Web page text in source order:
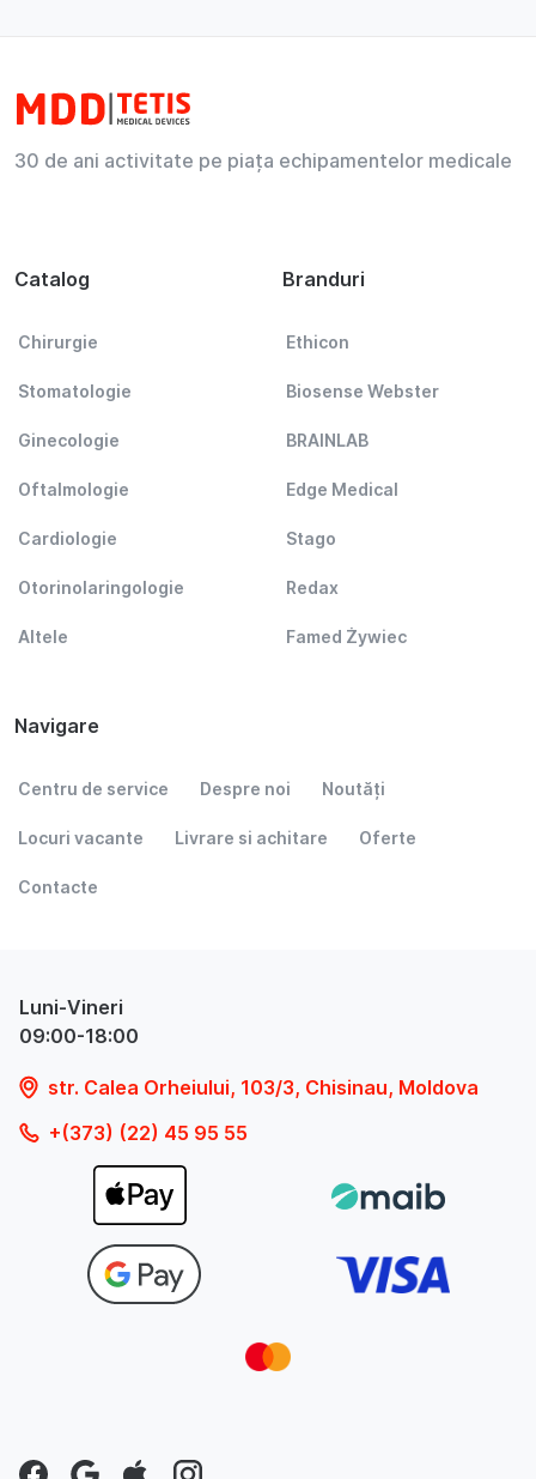
30 de ani activitate pe piața echipamentelor medicale
Catalog
Chirurgie
Stomatologie
Ginecologie
Oftalmologie
Cardiologie
Otorinolaringologie
Altele
Branduri
Ethicon
Biosense Webster
BRAINLAB
Edge Medical
Stago
Redax
Famed Żywiec
Navigare
Centru de service Despre noi Noutăți
Locuri vacante Livrare si achitare Oferte
Contacte
Luni-Vineri
09:00-18:00
str. Calea Orheiului, 103/3, Chisinau, Moldova
+(373) (22) 45 95 55